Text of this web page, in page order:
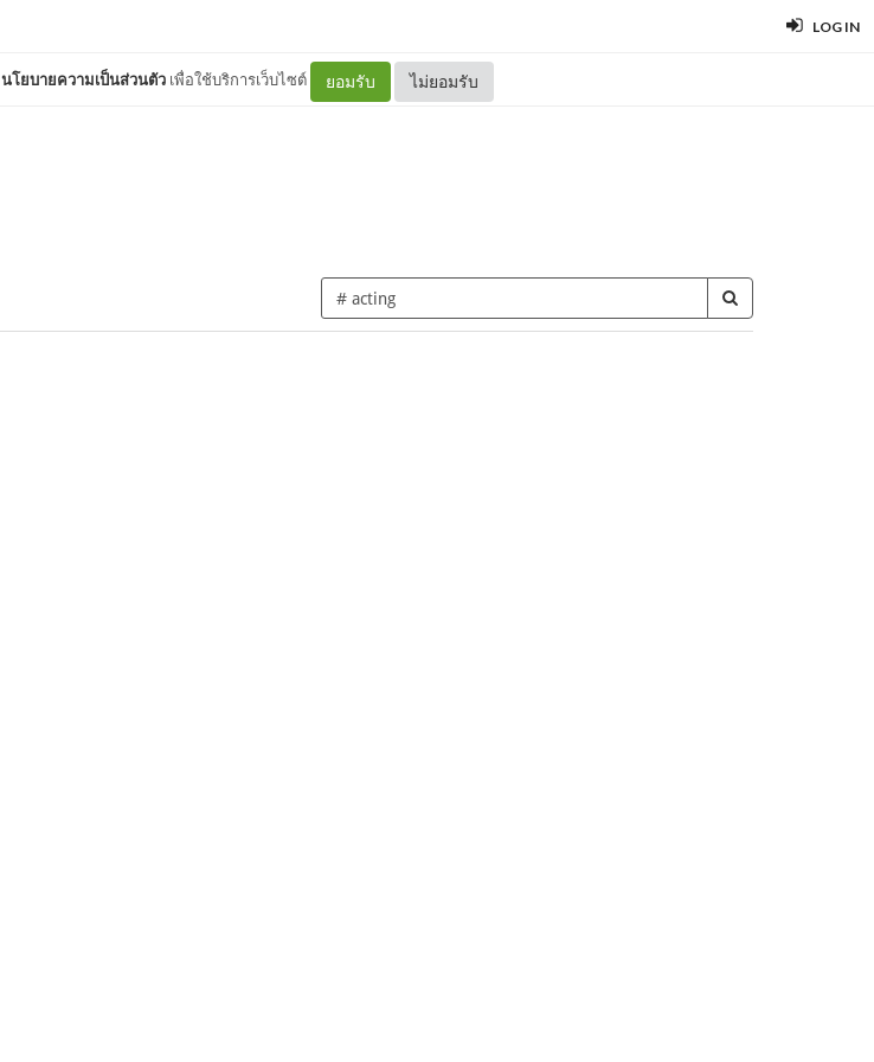
LOG IN
นโยบายความเป็นส่วนตัว เพื่อใช้บริการเว็บไซต์ ยอมรับ ไม่ยอมรับ